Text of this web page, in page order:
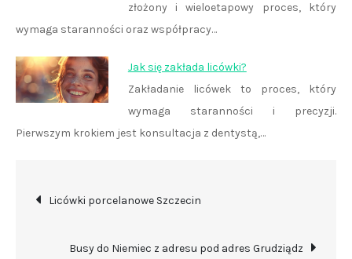
złożony i wieloetapowy proces, który
wymaga staranności oraz współpracy…
Jak się zakłada licówki?
Zakładanie licówek to proces, który
wymaga staranności i precyzji.
Pierwszym krokiem jest konsultacja z dentystą,…
Nawigacja
wpisu
Licówki porcelanowe Szczecin
Busy do Niemiec z adresu pod adres Grudziądz